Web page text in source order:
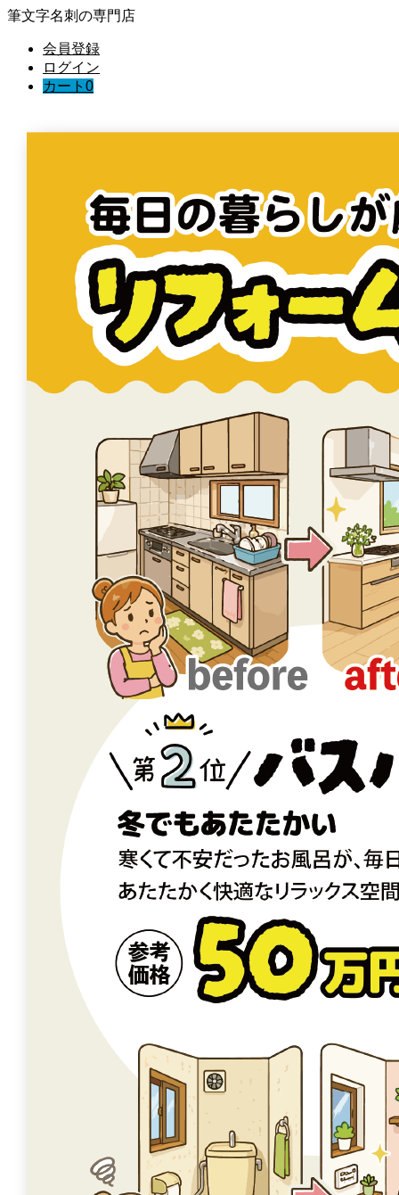
筆文字名刺の専門店
会員登録
ログイン
カート 0